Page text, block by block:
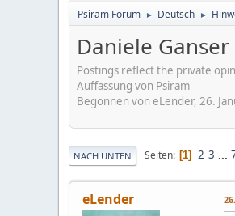
Psiram Forum ► Deutsch ►
Daniele Ganser
Postings reflect the private
Auffassung von Psiram
Begonnen von eLender, 26.
NACH UNTEN Seiten 1 2 3 ...
eLender